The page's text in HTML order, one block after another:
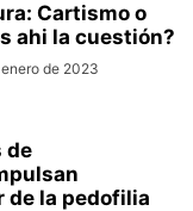
Cartismo o
ahi la cuestión?
de 2023
de
de la pedofilia